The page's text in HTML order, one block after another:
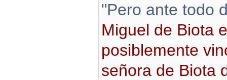
"Pero ante todo
Miguel de Biota
posiblemente
señora de Biota